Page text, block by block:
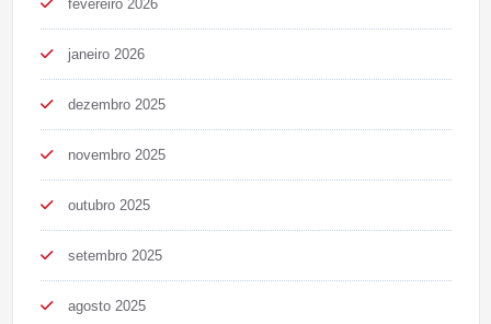
fevereiro 2026
janeiro 2026
dezembro 2025
novembro 2025
outubro 2025
setembro 2025
agosto 2025